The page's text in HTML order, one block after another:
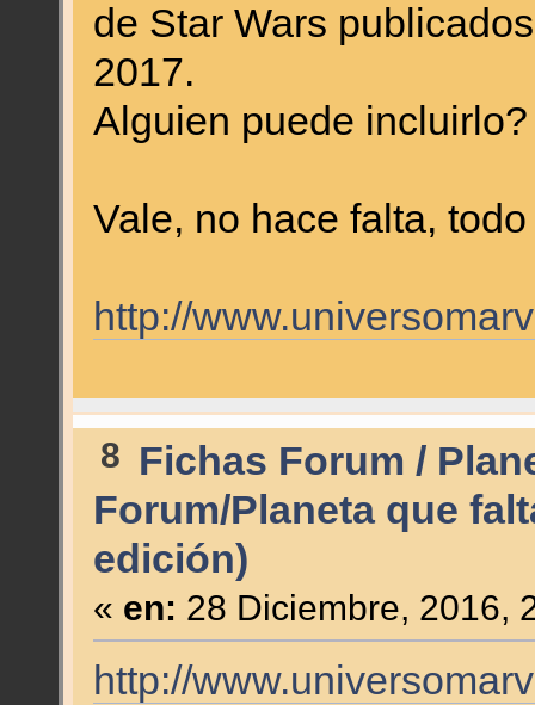
de Star Wars
2017.
Alguien puede incluirlo?
Vale, no hace falta,
http://
8 Fichas Forum /
Forum/Planeta que
edición)
« en: 28 Diciembre, 2016,
http://